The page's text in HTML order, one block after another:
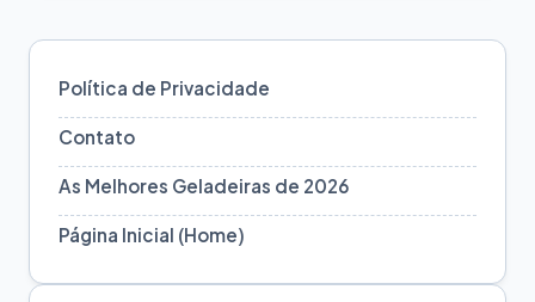
Política de Privacidade
Contato
As Melhores Geladeiras de 2026
Página Inicial (Home)